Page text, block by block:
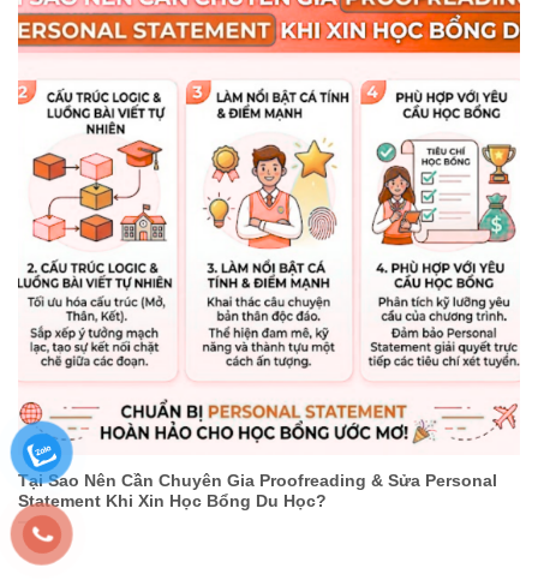
Tại Sao Nên Cần Chuyên Gia Proofreading & Sửa Personal
Statement Khi Xin Học Bổng Du Học?